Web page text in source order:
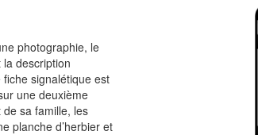
photographie, le
description
signalétique est
une deuxième
sa famille, les
planche d’herbier et